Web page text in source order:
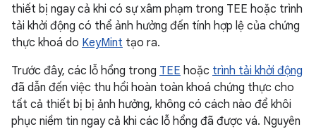
thiết bị ngay cả khi có sự xâm phạm trong TEE hoặc trình
tải khởi động có thể ảnh hưởng đến tính hợp lệ của chứng
thực khoá do KeyMint tạo ra.
Trước đây, các lỗ hổng trong TEE hoặc trình tải khởi động
đã dẫn đến việc thu hồi hoàn toàn khoá chứng thực cho
tất cả thiết bị bị ảnh hưởng, không có cách nào để khôi
phục niềm tin ngay cả khi các lỗ hổng đã được vá. Nguyên